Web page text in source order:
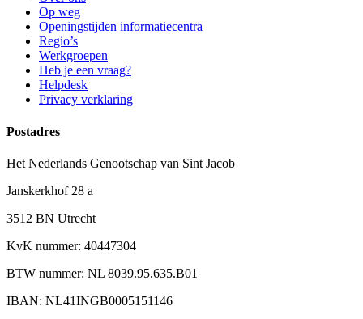
Op weg
Openingstijden informatiecentra
Regio’s
Werkgroepen
Heb je een vraag?
Helpdesk
Privacy verklaring
Postadres
Het Nederlands Genootschap van Sint Jacob
Janskerkhof 28 a
3512 BN Utrecht
KvK nummer: 40447304
BTW nummer: NL 8039.95.635.B01
IBAN: NL41INGB0005151146